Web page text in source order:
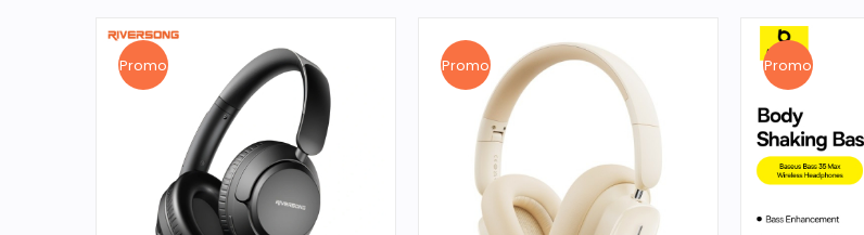
Promo Promo Promo